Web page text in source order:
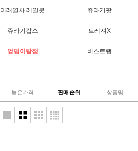
미래열차 레일봇 쥬라기팟
쥬라기캅스 트레져X
엉덩이탐정 비스트랩
높은가격 판매순위 상품명